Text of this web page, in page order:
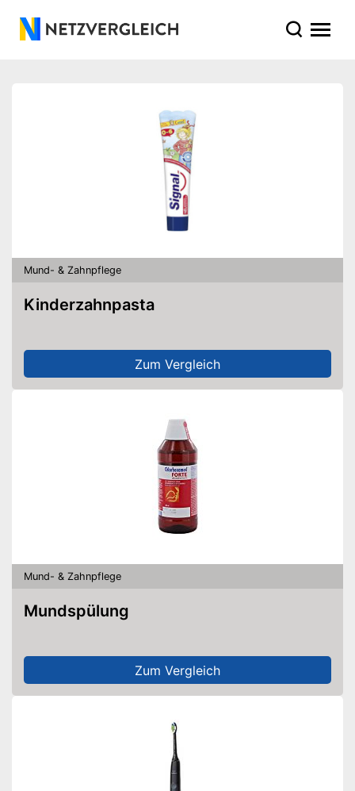
Mund- & Zahnpflege
Kinderzahnpasta
Zum Vergleich
Mund- & Zahnpflege
Mundspülung
Zum Vergleich